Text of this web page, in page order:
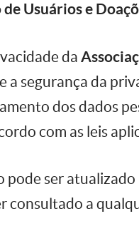
Usuários e
da
a segurança da
dos dados
com as leis
pode ser
consultado a